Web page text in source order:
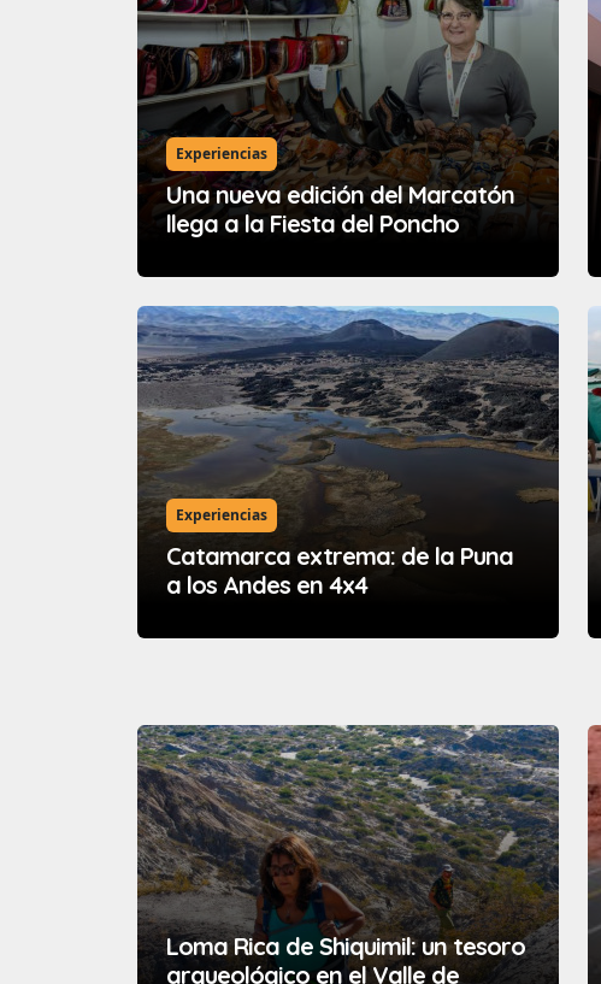
Experiencias
Una nueva edición del Marcatón
llega a la Fiesta del Poncho
Experiencias
Catamarca extrema: de la Puna
a los Andes en 4x4